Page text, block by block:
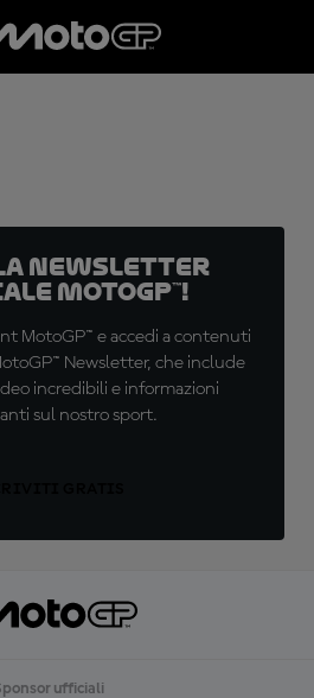
newsletter
MotoGP™!
MotoGP™ e accedi a contenuti
Newsletter, che include
incredibili e informazioni
sul nostro sport.
ufficiali